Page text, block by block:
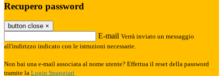
Recupero password
button close ×
E-mail Verrà inviato un messaggio
all'indirizzo indicato con le istruzioni necessarie.
Non hai una e-mail associata al nome utente? Effettua il reset della password
tramite la Login Spaggiari